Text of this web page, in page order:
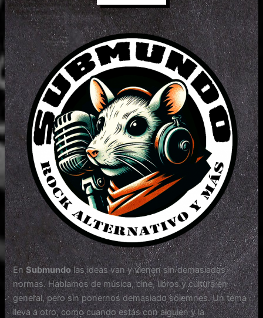
EnSubmundolas ideas van y vienen sin demasiadas
normas. Hablamos de música, cine, libros y cultura en
general, pero sin ponernos demasiado solemnes. Un tema
lleva a otro, como cuando estás con alguien y la